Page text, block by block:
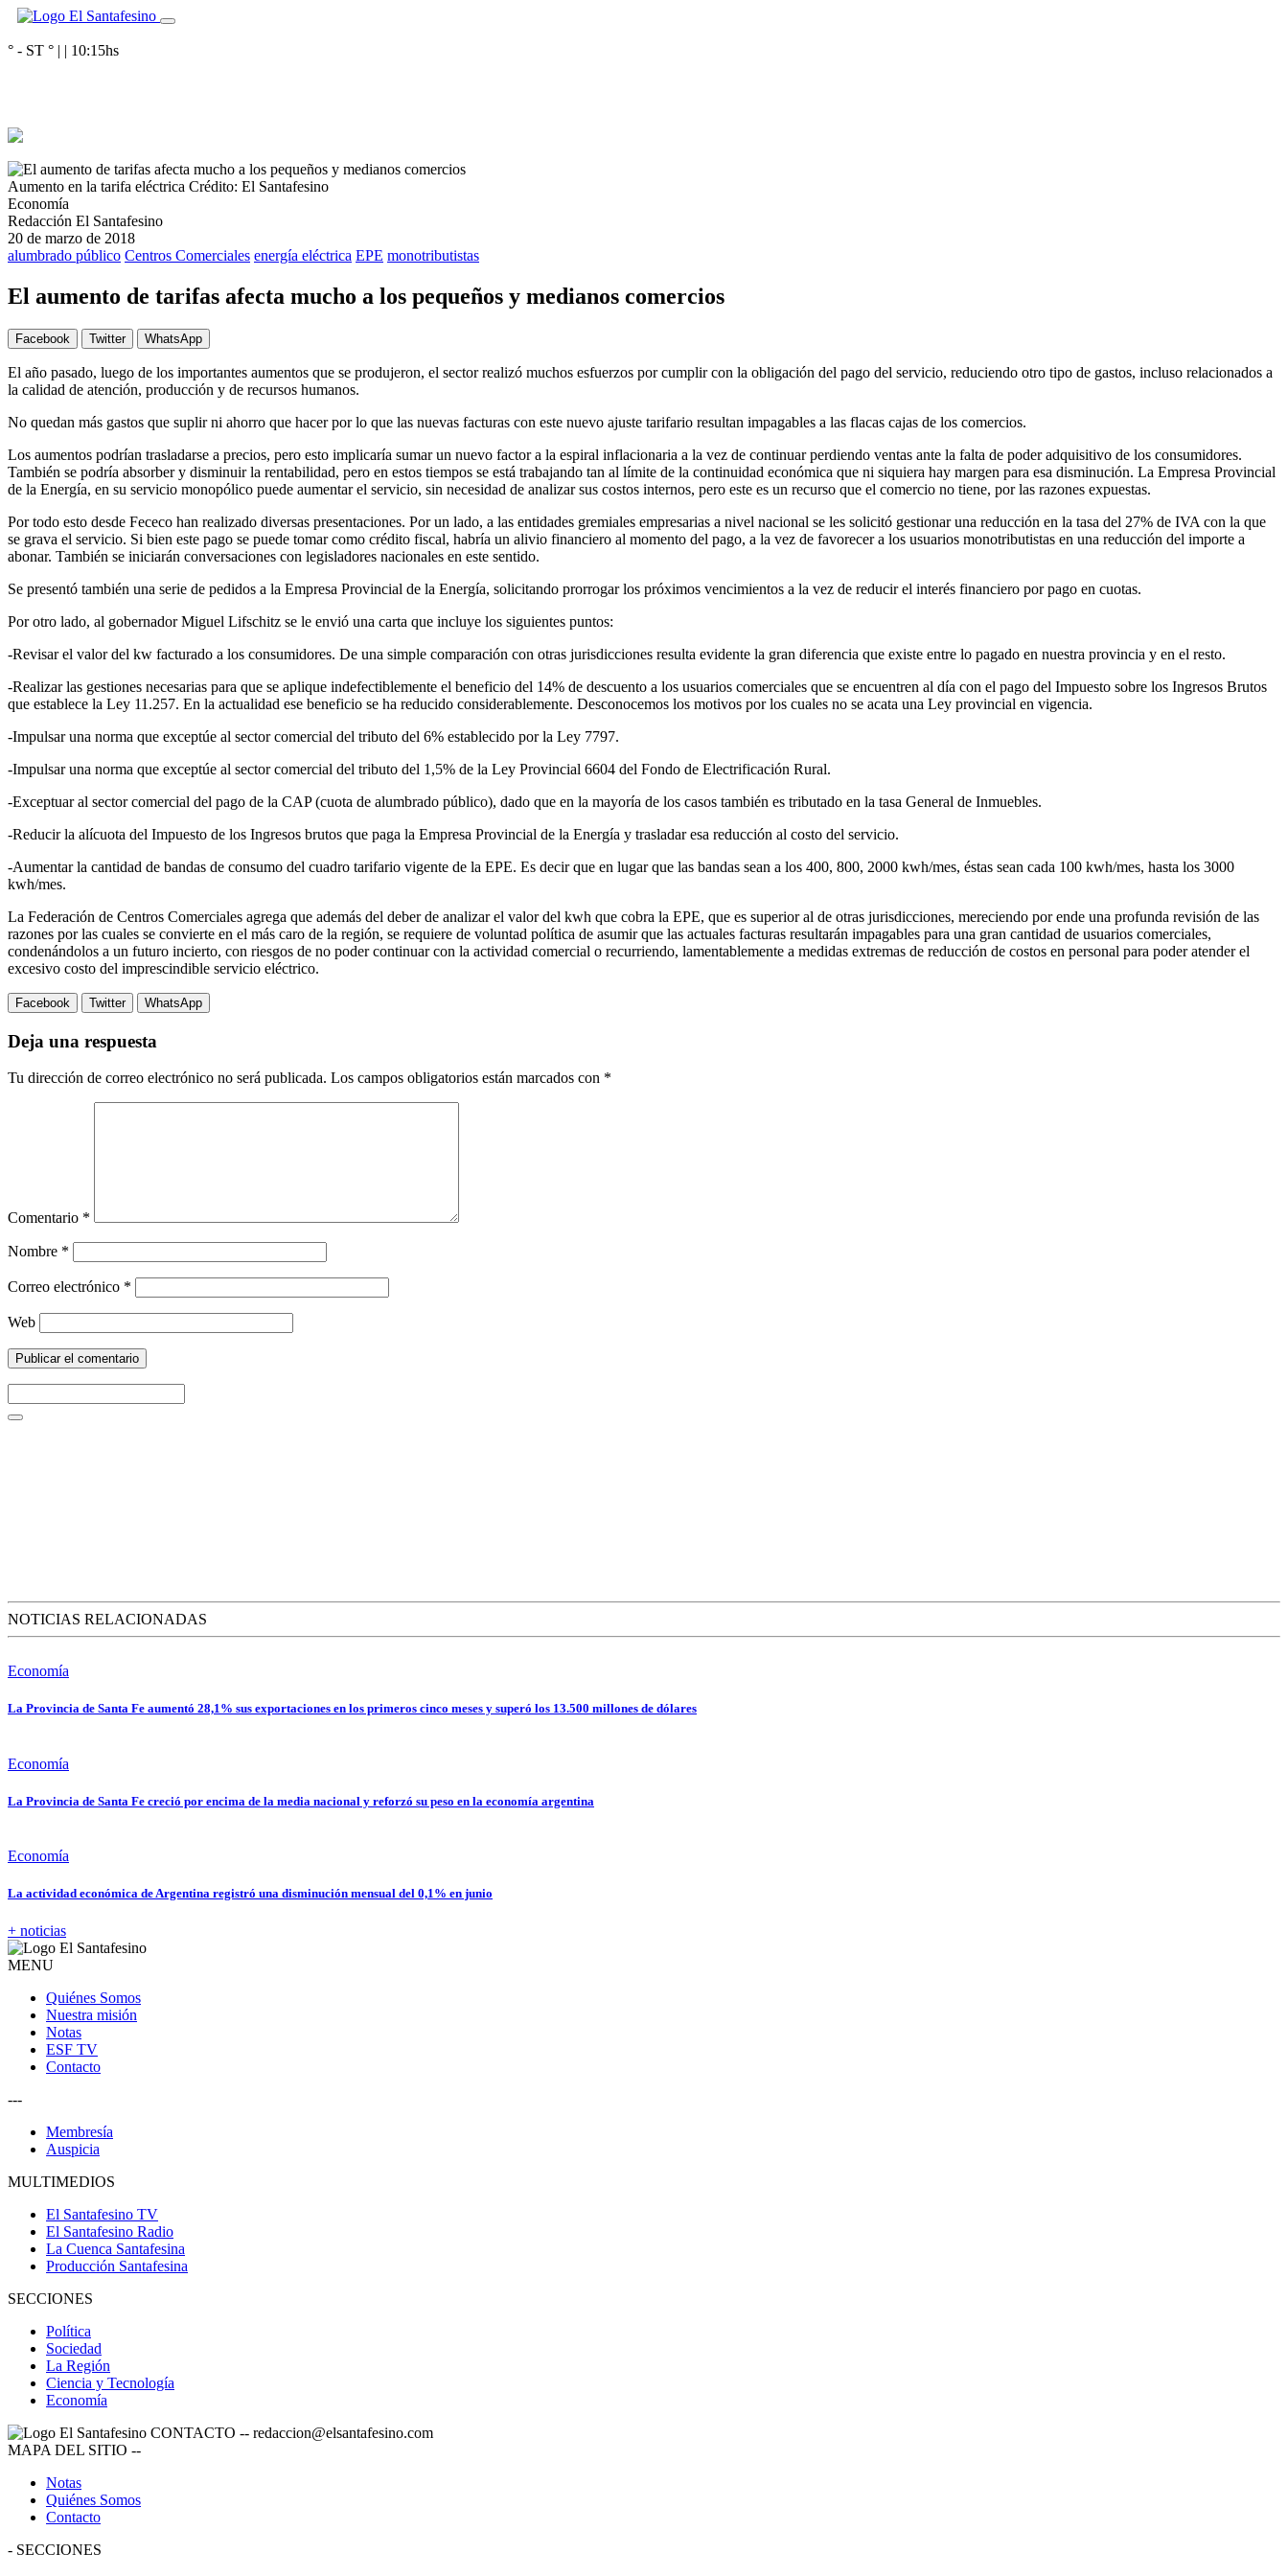
° - ST ° | | 10:15hs
Aumento en la tarifa eléctrica Crédito: El Santafesino
Economía
Redacción El Santafesino
20 de marzo de 2018
alumbrado público Centros Comerciales energía eléctrica EPE monotributistas
El aumento de tarifas afecta mucho a los pequeños y medianos comercios
Facebook Twitter WhatsApp
El año pasado, luego de los importantes aumentos que se produjeron, el sector realizó muchos esfuerzos por cumplir con la obligación del pago del servicio, reduciendo otro tipo de gastos, incluso relacionados a
la calidad de atención, producción y de recursos humanos.
No quedan más gastos que suplir ni ahorro que hacer por lo que las nuevas facturas con este nuevo ajuste tarifario resultan impagables a las flacas cajas de los comercios.
Los aumentos podrían trasladarse a precios, pero esto implicaría sumar un nuevo factor a la espiral inflacionaria a la vez de continuar perdiendo ventas ante la falta de poder adquisitivo de los consumidores.
También se podría absorber y disminuir la rentabilidad, pero en estos tiempos se está trabajando tan al límite de la continuidad económica que ni siquiera hay margen para esa disminución. La Empresa Provincial
de la Energía, en su servicio monopólico puede aumentar el servicio, sin necesidad de analizar sus costos internos, pero este es un recurso que el comercio no tiene, por las razones expuestas.
Por todo esto desde Fececo han realizado diversas presentaciones. Por un lado, a las entidades gremiales empresarias a nivel nacional se les solicitó gestionar una reducción en la tasa del 27% de IVA con la que
se grava el servicio. Si bien este pago se puede tomar como crédito fiscal, habría un alivio financiero al momento del pago, a la vez de favorecer a los usuarios monotributistas en una reducción del importe a
abonar. También se iniciarán conversaciones con legisladores nacionales en este sentido.
Se presentó también una serie de pedidos a la Empresa Provincial de la Energía, solicitando prorrogar los próximos vencimientos a la vez de reducir el interés financiero por pago en cuotas.
Por otro lado, al gobernador Miguel Lifschitz se le envió una carta que incluye los siguientes puntos:
-Revisar el valor del kw facturado a los consumidores. De una simple comparación con otras jurisdicciones resulta evidente la gran diferencia que existe entre lo pagado en nuestra provincia y en el resto.
-Realizar las gestiones necesarias para que se aplique indefectiblemente el beneficio del 14% de descuento a los usuarios comerciales que se encuentren al día con el pago del Impuesto sobre los Ingresos Brutos
que establece la Ley 11.257. En la actualidad ese beneficio se ha reducido considerablemente. Desconocemos los motivos por los cuales no se acata una Ley provincial en vigencia.
-Impulsar una norma que exceptúe al sector comercial del tributo del 6% establecido por la Ley 7797.
-Impulsar una norma que exceptúe al sector comercial del tributo del 1,5% de la Ley Provincial 6604 del Fondo de Electrificación Rural.
-Exceptuar al sector comercial del pago de la CAP (cuota de alumbrado público), dado que en la mayoría de los casos también es tributado en la tasa General de Inmuebles.
-Reducir la alícuota del Impuesto de los Ingresos brutos que paga la Empresa Provincial de la Energía y trasladar esa reducción al costo del servicio.
-Aumentar la cantidad de bandas de consumo del cuadro tarifario vigente de la EPE. Es decir que en lugar que las bandas sean a los 400, 800, 2000 kwh/mes, éstas sean cada 100 kwh/mes, hasta los 3000
kwh/mes.
La Federación de Centros Comerciales agrega que además del deber de analizar el valor del kwh que cobra la EPE, que es superior al de otras jurisdicciones, mereciendo por ende una profunda revisión de las
razones por las cuales se convierte en el más caro de la región, se requiere de voluntad política de asumir que las actuales facturas resultarán impagables para una gran cantidad de usuarios comerciales,
condenándolos a un futuro incierto, con riesgos de no poder continuar con la actividad comercial o recurriendo, lamentablemente a medidas extremas de reducción de costos en personal para poder atender el
excesivo costo del imprescindible servicio eléctrico.
Facebook Twitter WhatsApp
Deja una respuesta
Tu dirección de correo electrónico no será publicada. Los campos obligatorios están marcados con *
Comentario *
Nombre *
Correo electrónico *
Web
NOTICIAS RELACIONADAS
Economía
La Provincia de Santa Fe aumentó 28,1% sus exportaciones en los primeros cinco meses y superó los 13.500 millones de dólares
Economía
La Provincia de Santa Fe creció por encima de la media nacional y reforzó su peso en la economía argentina
Economía
La actividad económica de Argentina registró una disminución mensual del 0,1% en junio
+ noticias
MENU
Quiénes Somos
Nuestra misión
Notas
ESF TV
Contacto
---
Membresía
Auspicia
MULTIMEDIOS
El Santafesino TV
El Santafesino Radio
La Cuenca Santafesina
Producción Santafesina
SECCIONES
Política
Sociedad
La Región
Ciencia y Tecnología
Economía
CONTACTO -- redaccion@elsantafesino.com
MAPA DEL SITIO --
Notas
Quiénes Somos
Contacto
- SECCIONES